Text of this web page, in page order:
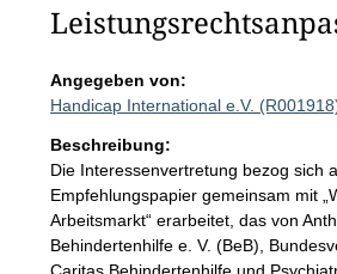
Angegeben von:
Handicap International e.V.
Beschreibung:
Die Interessenvertretung bezog sich
Empfehlungspapier gemeinsam mit
Arbeitsmarkt“ erarbeitet, das von
Behindertenhilfe e. V. (BeB),